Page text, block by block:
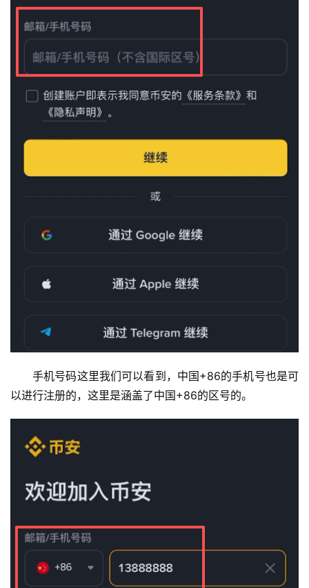
手机号码这里我们可以看到，中国+86的手机号也是可
以进行注册的，这里是涵盖了中国+86的区号的。